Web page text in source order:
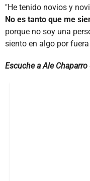
"He tenido novios y
No es tanto que me
porque no soy una
siento en algo por
Escuche a Ale